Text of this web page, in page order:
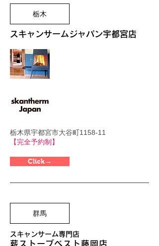
栃木
スキャンサームジャパン宇都宮店
栃木県宇都宮市大谷町1158-11
【完全予約制】
Click→
群馬
スキャンサーム専門店
薪ストーブベスト藤岡店